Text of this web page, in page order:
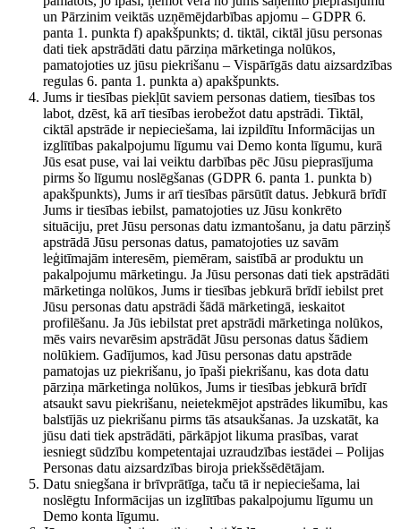
un Pārzinim veiktās uzņēmējdarbības apjomu – GDPR 6.
panta 1. punkta f) apakšpunkts; d. tiktāl, ciktāl jūsu personas
dati tiek apstrādāti datu pārziņa mārketinga nolūkos,
pamatojoties uz jūsu piekrišanu – Vispārīgās datu aizsardzības
regulas 6. panta 1. punkta a) apakšpunkts.
Jums ir tiesības piekļūt saviem personas datiem, tiesības tos
labot, dzēst, kā arī tiesības ierobežot datu apstrādi. Tiktāl,
ciktāl apstrāde ir nepieciešama, lai izpildītu Informācijas un
izglītības pakalpojumu līgumu vai Demo konta līgumu, kurā
Jūs esat puse, vai lai veiktu darbības pēc Jūsu pieprasījuma
pirms šo līgumu noslēgšanas (GDPR 6. panta 1. punkta b)
apakšpunkts), Jums ir arī tiesības pārsūtīt datus. Jebkurā brīdī
Jums ir tiesības iebilst, pamatojoties uz Jūsu konkrēto
situāciju, pret Jūsu personas datu izmantošanu, ja datu pārziņš
apstrādā Jūsu personas datus, pamatojoties uz savām
leģitīmajām interesēm, piemēram, saistībā ar produktu un
pakalpojumu mārketingu. Ja Jūsu personas dati tiek apstrādāti
mārketinga nolūkos, Jums ir tiesības jebkurā brīdī iebilst pret
Jūsu personas datu apstrādi šādā mārketingā, ieskaitot
profilēšanu. Ja Jūs iebilstat pret apstrādi mārketinga nolūkos,
mēs vairs nevarēsim apstrādāt Jūsu personas datus šādiem
nolūkiem. Gadījumos, kad Jūsu personas datu apstrāde
pamatojas uz piekrišanu, jo īpaši piekrišanu, kas dota datu
pārziņa mārketinga nolūkos, Jums ir tiesības jebkurā brīdī
atsaukt savu piekrišanu, neietekmējot apstrādes likumību, kas
balstījās uz piekrišanu pirms tās atsaukšanas. Ja uzskatāt, ka
jūsu dati tiek apstrādāti, pārkāpjot likuma prasības, varat
iesniegt sūdzību kompetentajai uzraudzības iestādei – Polijas
Personas datu aizsardzības biroja priekšsēdētājam.
Datu sniegšana ir brīvprātīga, taču tā ir nepieciešama, lai
noslēgtu Informācijas un izglītības pakalpojumu līgumu un
Demo konta līgumu.